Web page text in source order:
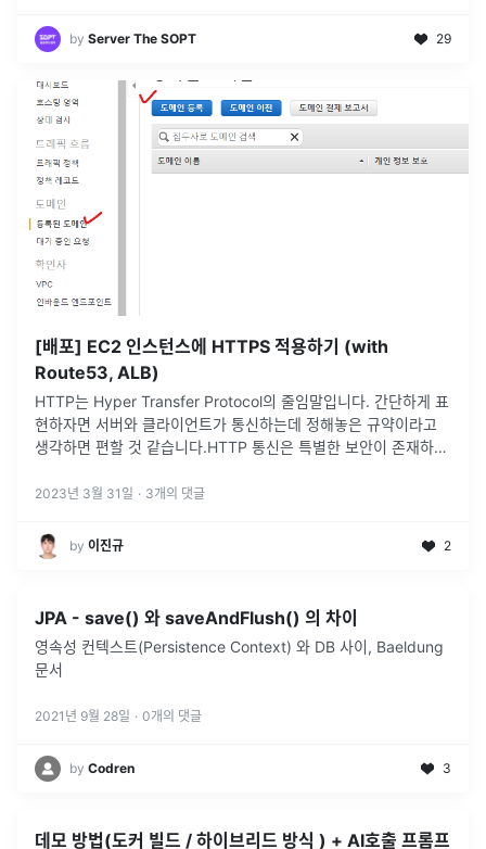
by Server The SOPT 29
[배포] EC2 인스턴스에 HTTPS 적용하기 (with
Route53, ALB)
HTTP는 Hyper Transfer Protocol의 줄임말입니다. 간단하게 표
현하자면 서버와 클라이언트가 통신하는데 정해놓은 규약이라고
생각하면 편할 것 같습니다.HTTP 통신은 특별한 보안이 존재하지
2023년 3월 31일 · 3개의 댓글
by 이진규 2
JPA - save() 와 saveAndFlush() 의 차이
영속성 컨텍스트(Persistence Context) 와 DB 사이, Baeldung
문서
2021년 9월 28일 · 0개의 댓글
by Codren 3
데모 방법(도커 빌드 / 하이브리드 방식 ) + AI호출 프롬프